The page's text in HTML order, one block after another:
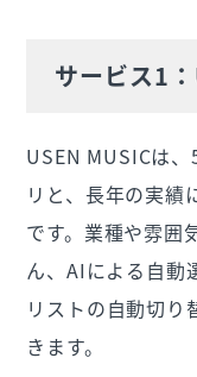
サービス1
USEN MUSICは
リと、長年の実績
です。業種や雰囲
ん、AIによる自動
リストの自動切り
きます。